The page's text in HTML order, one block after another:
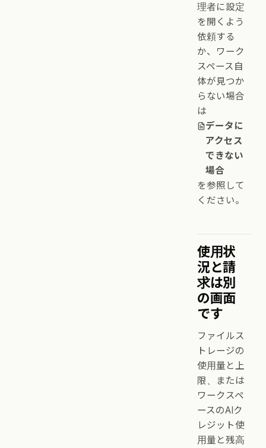
理者に設定
を開くよう
依頼する
か、ワーク
スペース自
体が見つか
らない場合
は
データに
アクセス
できない
場合
を参照して
ください。
使用状
況と請
求は別
の画面
です
ファイルス
トレージの
使用量と上
限、または
ワークスペ
ースのAIク
レジット使
用量と残高